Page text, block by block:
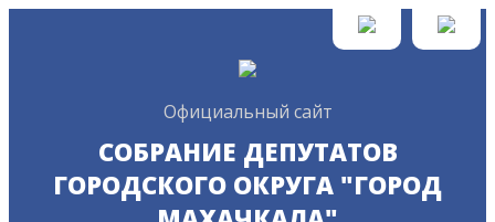
Официальный сайт
СОБРАНИЕ ДЕПУТАТОВ
ГОРОДСКОГО ОКРУГА "ГОРОД